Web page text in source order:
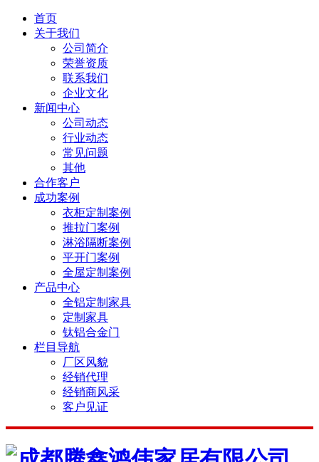
首页
关于我们
公司简介
荣誉资质
联系我们
企业文化
新闻中心
公司动态
行业动态
常见问题
其他
合作客户
成功案例
衣柜定制案例
推拉门案例
淋浴隔断案例
平开门案例
全屋定制案例
产品中心
全铝定制家具
定制家具
钛铝合金门
栏目导航
厂区风貌
经销代理
经销商风采
客户见证